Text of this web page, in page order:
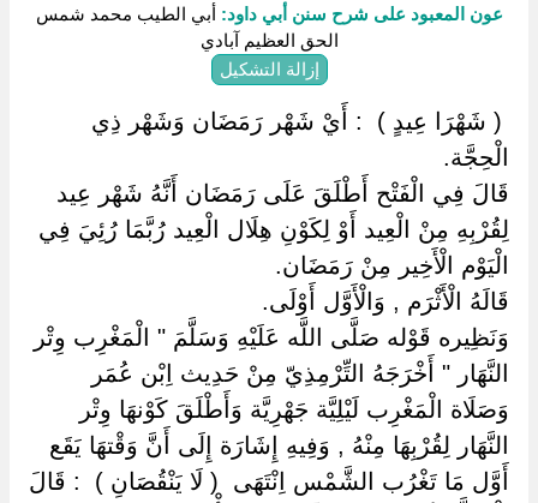
عون المعبود على شرح سنن أبي داود: أبي الطيب محمد شمس
الحق العظيم آبادي
إزالة التشكيل
‏ ‏( شَهْرَا عِيدٍ ) ‏ ‏: أَيْ شَهْر رَمَضَان وَشَهْر ذِي
الْحِجَّة.
قَالَ فِي الْفَتْح أَطْلَقَ عَلَى رَمَضَان أَنَّهُ شَهْر عِيد
لِقُرْبِهِ مِنْ الْعِيد أَوْ لِكَوْنِ هِلَال الْعِيد رُبَّمَا رُئِيَ فِي
الْيَوْم الْأَخِير مِنْ رَمَضَان.
قَالَهُ الْأَثْرَم , وَالْأَوَّل أَوْلَى.
وَنَظِيره قَوْله صَلَّى اللَّه عَلَيْهِ وَسَلَّمَ " الْمَغْرِب وِتْر
النَّهَار " أَخْرَجَهُ التِّرْمِذِيّ مِنْ حَدِيث اِبْن عُمَر
وَصَلَاة الْمَغْرِب لَيْلِيَّة جَهْرِيَّة وَأَطْلَقَ كَوْنهَا وِتْر
النَّهَار لِقُرْبِهَا مِنْهُ , وَفِيهِ إِشَارَة إِلَى أَنَّ وَقْتهَا يَقَع
أَوَّل مَا تَغْرُب الشَّمْس اِنْتَهَى ‏ ‏( لَا يَنْقُصَانِ ) ‏ ‏: قَالَ